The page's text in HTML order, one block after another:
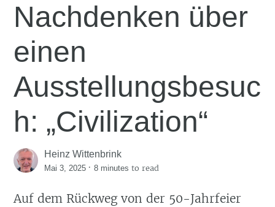
Nachdenken über
einen
Ausstellungsbesuc
h: „Civilization“
Heinz Wittenbrink
Mai 3, 2025 ·8 minutes to read
Auf dem Rückweg von der 50-Jahrfeier